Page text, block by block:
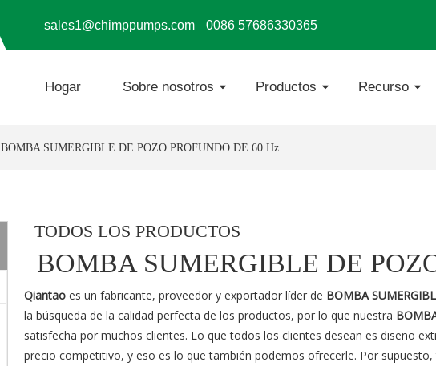
sales1@chimppumps.com 0086 57686330365
Hogar Sobre nosotros Productos Recurso
BOMBA SUMERGIBLE DE POZO PROFUNDO DE 60 Hz
TODOS LOS PRODUCTOS
BOMBA SUMERGIBLE DE
Qiantao es un fabricante, proveedor y exportador líder de BOMBA
la búsqueda de la calidad perfecta de los productos, por lo que nuestra
satisfecha por muchos clientes. Lo que todos los clientes desean es diseño
precio competitivo, y eso es lo que también podemos ofrecerle. Por